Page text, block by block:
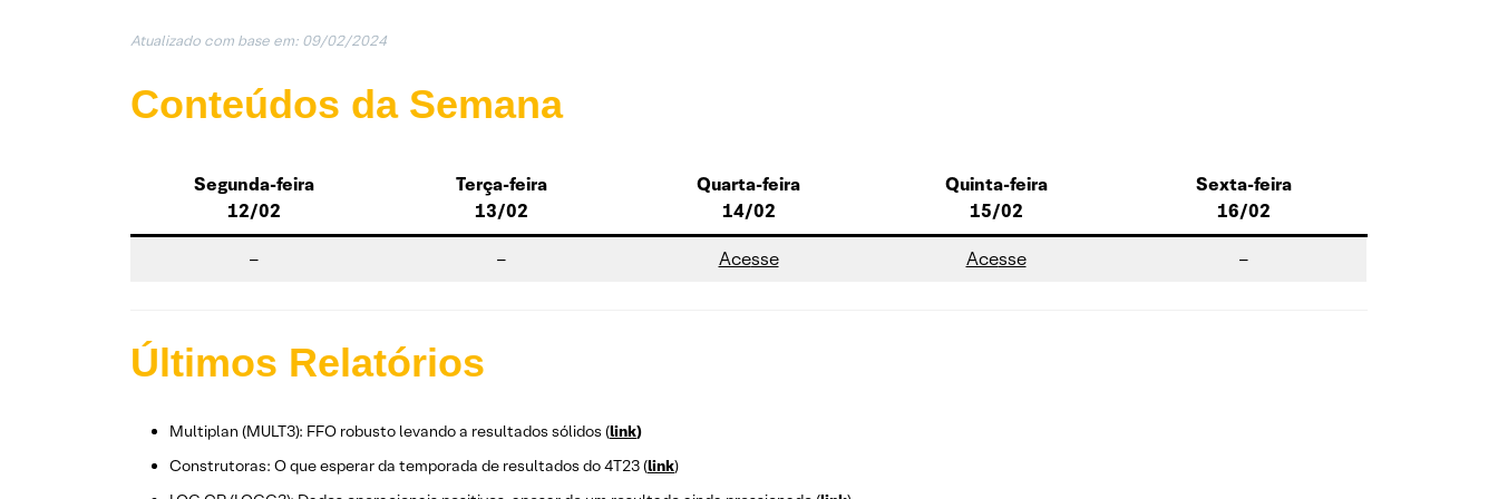
Atualizado com base em: 09/02/2024
Conteúdos da Semana
Segunda-feira
12/02
Terça-feira
13/02
Quarta-feira
14/02
Quinta-feira
15/02
Sexta-feira
16/02
– – Acesse Acesse –
Últimos Relatórios
Multiplan (MULT3): FFO robusto levando a resultados sólidos (link)
Construtoras: O que esperar da temporada de resultados do 4T23 (link)